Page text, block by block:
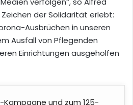
der Solidarität erlebt:
Ausbrüchen in unseren
Ausfall von Pflegenden
Einrichtungen ausgeholfen
und zum 125-